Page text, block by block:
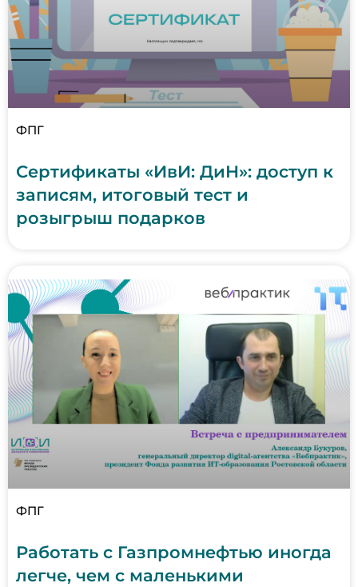
ФПГ
Сертификаты «ИвИ: ДиН»: доступ к
записям, итоговый тест и
розыгрыш подарков
ФПГ
Работать с Газпромнефтью иногда
легче, чем с маленькими